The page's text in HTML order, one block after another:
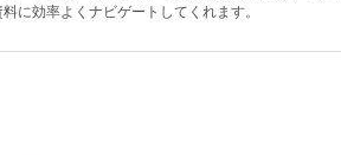
に効率よくナビゲートしてくれます。